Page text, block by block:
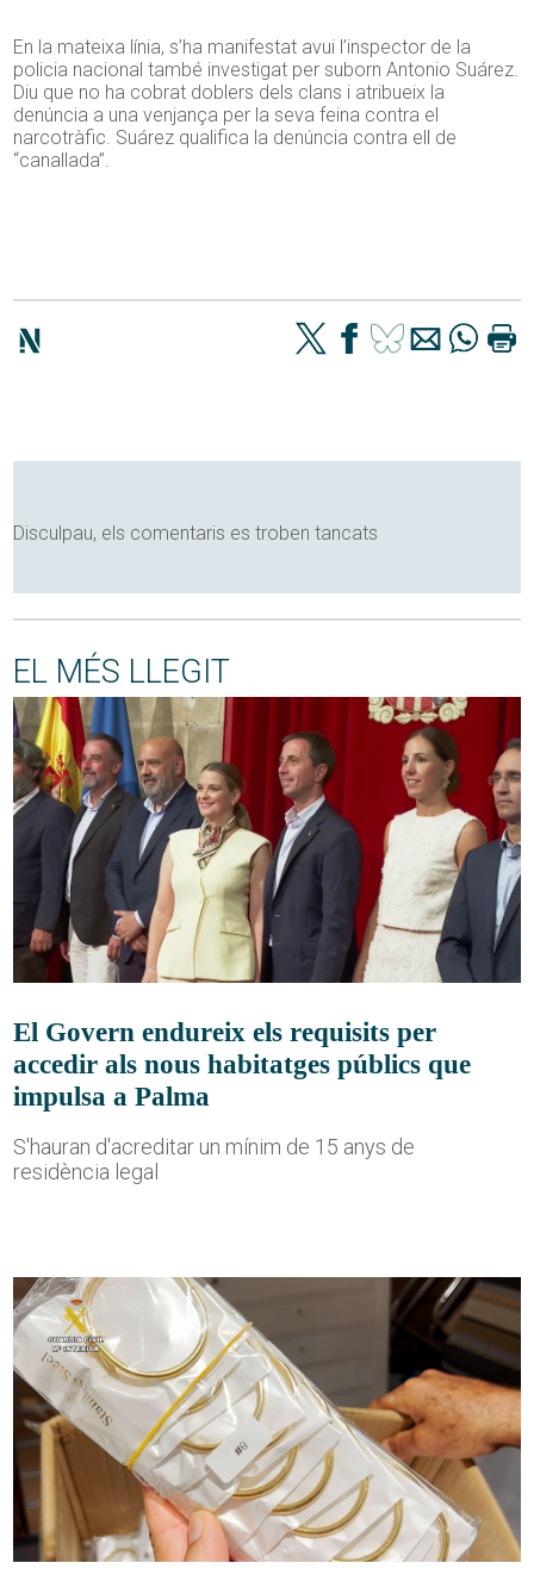
En la mateixa línia, s’ha manifestat avui l’inspector de la
policia nacional també investigat per suborn Antonio Suárez.
Diu que no ha cobrat doblers dels clans i atribueix la
denúncia a una venjança per la seva feina contra el
narcotràfic. Suárez qualifica la denúncia contra ell de
“canallada”.
Disculpau, els comentaris es troben tancats
EL MÉS LLEGIT
El Govern endureix els requisits per
accedir als nous habitatges públics que
impulsa a Palma
S'hauran d'acreditar un mínim de 15 anys de
residència legal